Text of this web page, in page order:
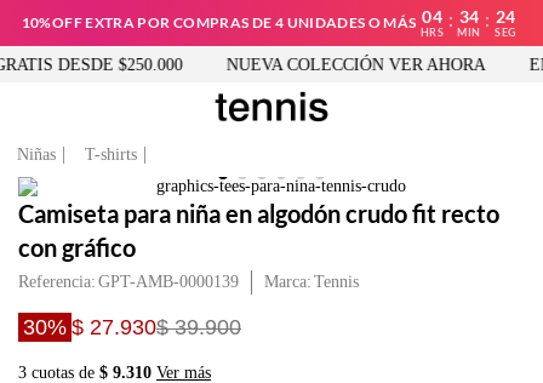
10%OFF EXTRA POR COMPRAS DE 4 UNIDADES O MÁS 04
HRS
: 34
MIN
: 23
SEG
DESDE $250.000 NUEVA COLECCIÓN VER AHORA
Niñas T-shirts
Camiseta para niña en algodón crudo fit recto
con gráfico
Referencia: GPT-AMB-0000139 Tennis
30% $ 27.930$ 39.900
3 cuotas de $ 9.310 Ver más